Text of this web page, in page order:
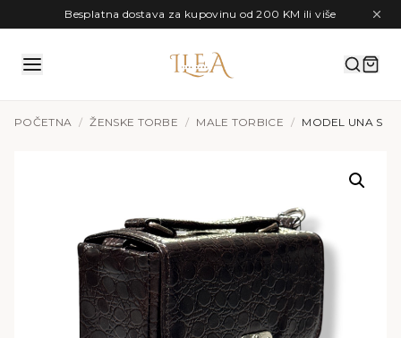
Preskoči na sadržajBesplatna dostava za kupovinu od 200 KM ili više
POČETNA / ŽENSKE TORBE / MALE TORBICE / MODEL UNA S